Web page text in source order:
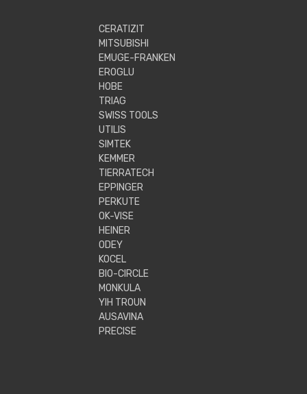
CERATIZIT
MITSUBISHI
EMUGE-FRANKEN
EROGLU
HOBE
TRIAG
SWISS TOOLS
UTILIS
SIMTEK
KEMMER
TIERRATECH
EPPINGER
PERKUTE
OK-VISE
HEINER
ODEY
KOCEL
BIO-CIRCLE
MONKULA
YIH TROUN
AUSAVINA
PRECISE